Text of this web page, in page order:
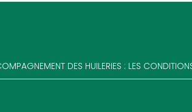
DES HUILERIES : LES